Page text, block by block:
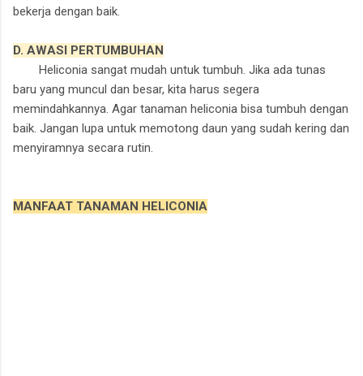
bekerja dengan baik.
D. AWASI PERTUMBUHAN
Heliconia sangat mudah untuk tumbuh. Jika ada tunas
baru yang muncul dan besar, kita harus segera
memindahkannya. Agar tanaman heliconia bisa tumbuh dengan
baik. Jangan lupa untuk memotong daun yang sudah kering dan
menyiramnya secara rutin.
MANFAAT TANAMAN HELICONIA